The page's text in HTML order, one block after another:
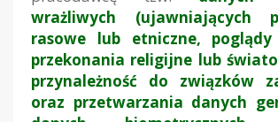
wrażliwych (ujawniających
rasowe lub etniczne, poglądy
przekonania religijne lub
przynależność do związków
oraz przetwarzania danych